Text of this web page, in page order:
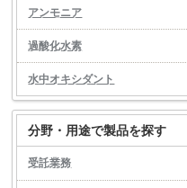
アンモニア
過酸化水素
水中オキシダント
分野・用途で製品を探す
受託業務